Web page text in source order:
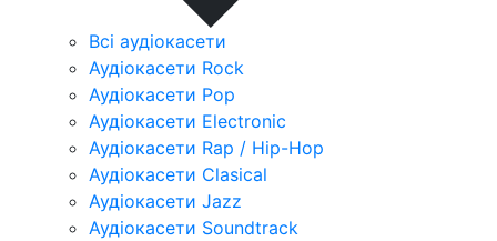
Всі аудіокасети
Аудіокасети Rock
Аудіокасети Pop
Аудіокасети Electronic
Аудіокасети Rap / Hip-Hop
Аудіокасети Clasical
Аудіокасети Jazz
Аудіокасети Soundtrack